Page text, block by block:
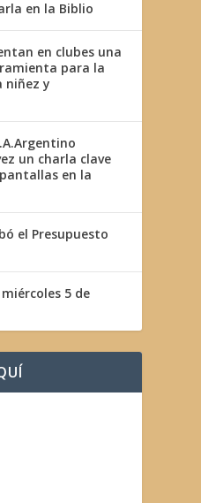
en la Biblio
en clubes una
para la
niñez y
un charla clave
en la
el Presupuesto
5 de